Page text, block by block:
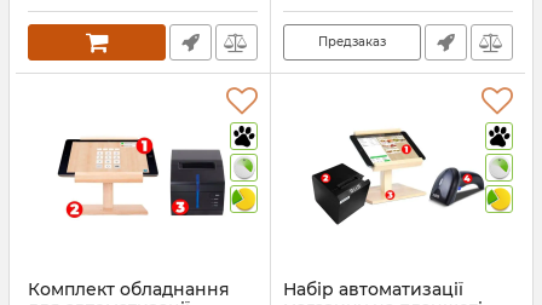
Артикул:1303
Предзаказ
Комплект обладнання
Набір автоматизації